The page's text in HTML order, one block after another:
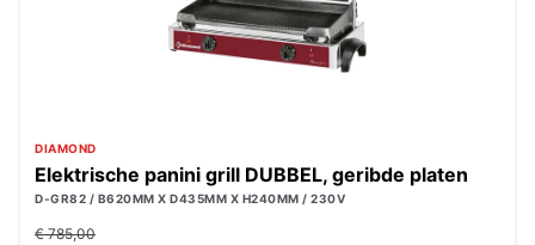
DIAMOND
Elektrische panini grill DUBBEL, geribde platen
D-GR82 / B620MM X D435MM X H240MM / 230V
€ 785,00